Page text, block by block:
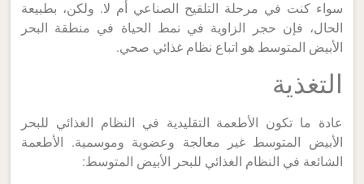
سواء كنت في مرحلة التلقيح الصناعي أم لا. ولكن، بطبيعة
الحال، فإن حجر الزاوية في نمط الحياة في منطقة البحر
الأبيض المتوسط هو اتباع نظام غذائي صحي.
التغذية
عادة ما تكون الأطعمة التقليدية في النظام الغذائي للبحر
الأبيض المتوسط غير معالجة وعضوية وموسمية. الأطعمة
الشائعة في النظام الغذائي للبحر الأبيض المتوسط: